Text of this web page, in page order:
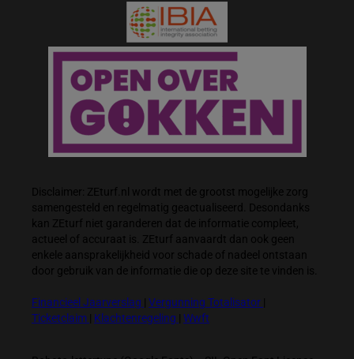
Disclaimer: ZEturf.nl wordt met de grootst mogelijke zorg
samengesteld en regelmatig geactualiseerd. Desondanks
kan ZEturf niet garanderen dat de informatie compleet,
actueel of accuraat is. ZEturf aanvaardt dan ook geen
enkele aansprakelijkheid voor schade of nadeel ontstaan
door gebruik van de informatie die op deze site te vinden is.
Financieel Jaarverslag Vergunning Totalisator
Ticketclaim
Klachtenregeling Wwft